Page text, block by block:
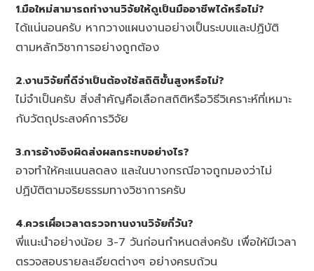
1.มือใหม่สามารถทำงานวิจัยให้ดูเป็นมืออาชีพได้หรือไม่?
ได้แน่นอนครับ หากวางแผนงานอย่างเป็นระบบและปฏิบัติ
ตามหลักวิชาการอย่างถูกต้อง
2.งานวิจัยที่ดีจำเป็นต้องใช้สถิติขั้นสูงหรือไม่?
ไม่จำเป็นครับ สิ่งสำคัญคือเลือกสถิติหรือวิธีวิเคราะห์ที่เหมาะ
กับวัตถุประสงค์การวิจัย
3.การอ้างอิงผิดส่งผลกระทบอย่างไร?
อาจทำให้คะแนนลดลง และในบางกรณีอาจถูกมองว่าไม่
ปฏิบัติตามจริยธรรมทางวิชาการครับ
4.ควรเผื่อเวลาตรวจทานงานวิจัยกี่วัน?
พี่แนะนำอย่างน้อย 3-7 วันก่อนกำหนดส่งครับ เพื่อให้มีเวลา
ตรวจสอบรายละเอียดต่างๆ อย่างครบถ้วน